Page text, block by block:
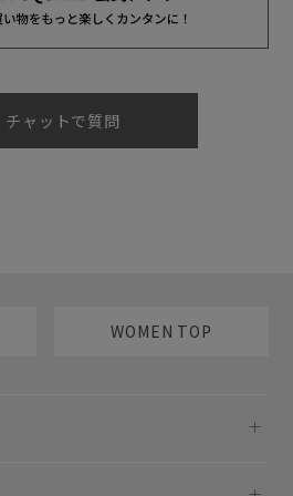
チャットで質問
WOMEN TOP